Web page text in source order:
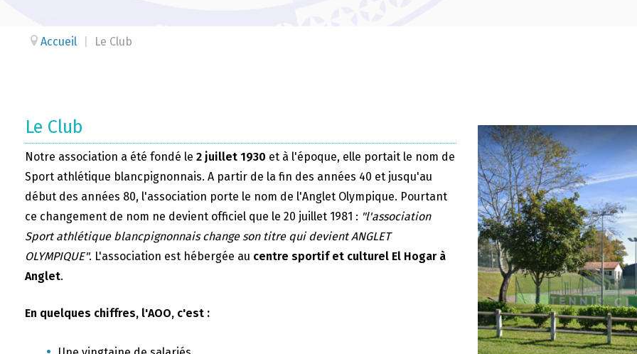
Accueil Le Club
Le Club
Notre association a été fondé le 2 juillet 1930 et à l'époque, elle portait le nom de
Sport athlétique blancpignonnais. A partir de la fin des années 40 et jusqu'au
début des années 80, l'association porte le nom de l'Anglet Olympique. Pourtant
ce changement de nom ne devient officiel que le 20 juillet 1981 : "l'association
Sport athlétique blancpignonnais change son titre qui devient ANGLET
OLYMPIQUE". L'association est hébergée au centre sportif et culturel El Hogar à
Anglet.
En quelques chiffres, l'AOO, c'est :